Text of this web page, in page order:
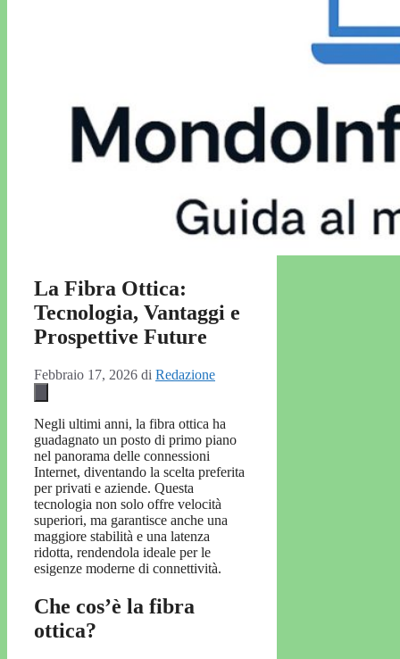
La Fibra Ottica:
Tecnologia, Vantaggi e
Prospettive Future
Febbraio 17, 2026 di Redazione
Negli ultimi anni, la fibra ottica ha
guadagnato un posto di primo piano
nel panorama delle connessioni
Internet, diventando la scelta preferita
per privati e aziende. Questa
tecnologia non solo offre velocità
superiori, ma garantisce anche una
maggiore stabilità e una latenza
ridotta, rendendola ideale per le
esigenze moderne di connettività.
Che cos’è la fibra
ottica?